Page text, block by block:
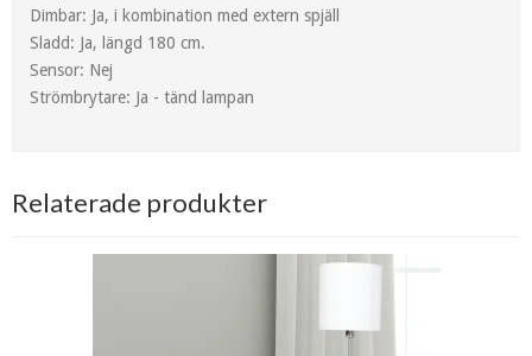
Dimbar: Ja, i kombination med extern spjäll
Sladd: Ja, längd 180 cm.
Sensor: Nej
Strömbrytare: Ja - tänd lampan
Relaterade produkter